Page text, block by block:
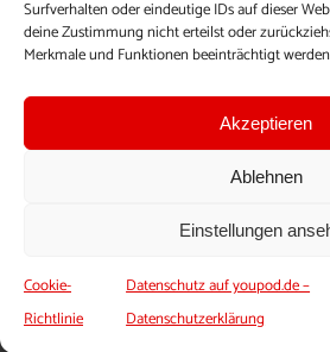
Surfverhalten oder eindeutige IDs auf dieser
deine Zustimmung nicht erteilst oder
Merkmale und Funktionen beeinträchtigt
Akzeptieren
Ablehnen
Einstellungen
Cookie-
Richtlinie
Datenschutz auf youpod.de –
Datenschutzerklärung
veröffentliche deine Beiträge auf
dich anmelden, um alle Funktionen nutzen
Profil anzulegen, eigene Beiträge
Einloggen